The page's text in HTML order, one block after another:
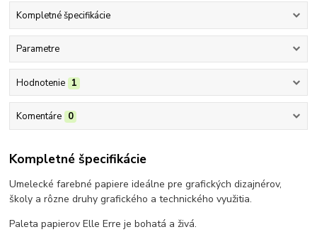
Kompletné špecifikácie
Parametre
Hodnotenie 1
Komentáre 0
Kompletné špecifikácie
Umelecké farebné papiere ideálne pre grafických dizajnérov,
školy a rôzne druhy grafického a technického využitia.
Paleta papierov Elle Erre je bohatá a živá.